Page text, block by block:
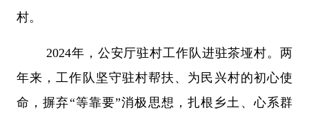
村。
2024年，公安厅驻村工作队进驻茶垭村。两
年来，工作队坚守驻村帮扶、为民兴村的初心使
命，摒弃“等靠要”消极思想，扎根乡土、心系群